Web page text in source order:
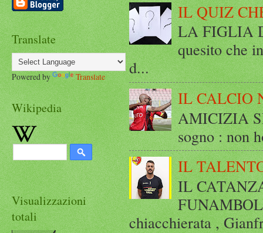
IL QUIZ
LA FIGLIA
quesito che
d...
IL CALCIO
AMICIZIA
sogno : non
IL
IL
chiacchierata ,
Translate
Powered by Translate
Wikipedia
Visualizzazioni
totali